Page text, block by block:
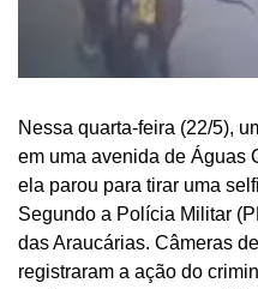
Nessa quarta-feira (22/5),
em uma avenida de Águas
ela parou para tirar uma
Segundo a Polícia Militar
das Araucárias. Câmeras
registraram a ação do